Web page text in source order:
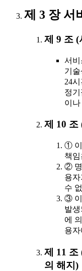
제 3 장 서
제 9 조 (
서비
기
24
정
이
제 10 조
① 이
책
② 명
용
수
③ 이
발
에
용
제 11 조
의 해지)